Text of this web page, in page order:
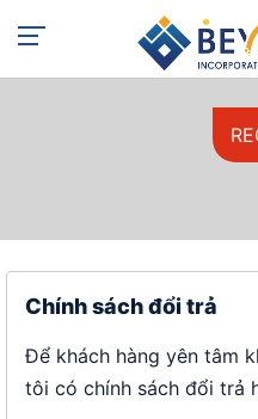
+84 813 405 565
Chính sách đổi trả
Để khách hàng yên tâm
tôi có chính sách đổi trả